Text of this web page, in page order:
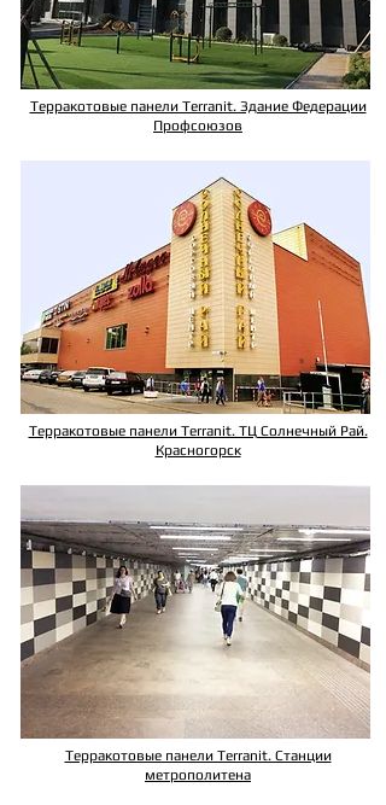
Терракотовые панели Terranit. Здание Федерации
Профсоюзов
Терракотовые панели Terranit. ТЦ Солнечный Рай.
Красногорск
Терракотовые панели Terranit. Станции
метрополитена